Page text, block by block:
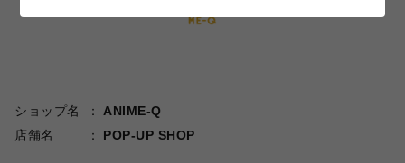
ショップ名
ANIME-Q
店舗名
POP-UP SHOP